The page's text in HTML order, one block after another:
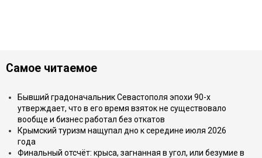
Самое читаемое
Бывший градоначальник Севастополя эпохи 90-х
утверждает, что в его время взяток не существовало
вообще и бизнес работал без откатов
Крымский туризм нащупал дно к середине июля 2026
года
Финальный отсчёт: крыса, загнанная в угол, или безумие в